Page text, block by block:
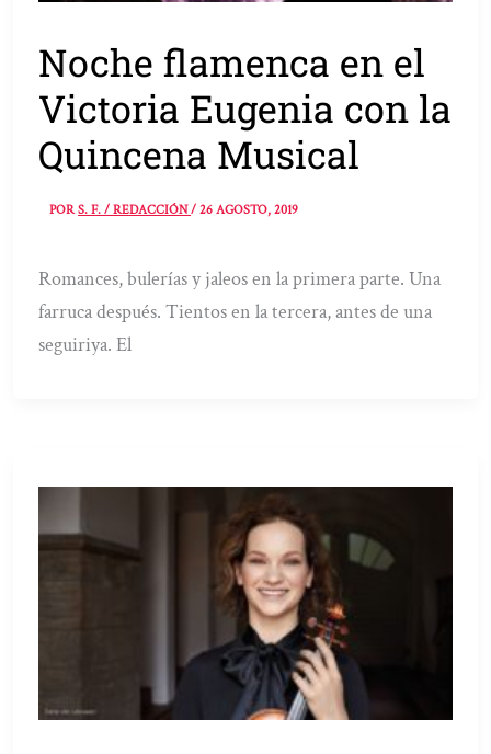
Noche flamenca en el
Victoria Eugenia con la
Quincena Musical
PORS. F. / REDACCIÓN/26 AGOSTO, 2019
Romances, bulerías y jaleos en la primera parte. Una
farruca después. Tientos en la tercera, antes de una
seguiriya. El